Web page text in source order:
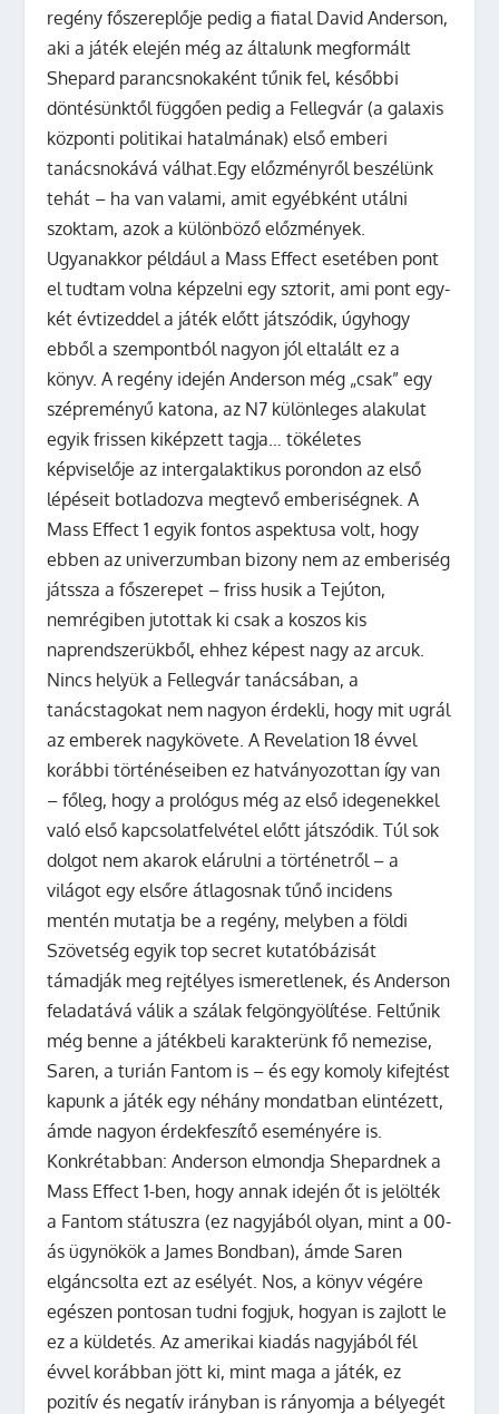
regény főszereplője pedig a fiatal David Anderson,
aki a játék elején még az általunk megformált
Shepard parancsnokaként tűnik fel, későbbi
döntésünktől függően pedig a Fellegvár (a galaxis
központi politikai hatalmának) első emberi
tanácsnokává válhat.Egy előzményről beszélünk
tehát – ha van valami, amit egyébként utálni
szoktam, azok a különböző előzmények.
Ugyanakkor például a Mass Effect esetében pont
el tudtam volna képzelni egy sztorit, ami pont egy-
két évtizeddel a játék előtt játszódik, úgyhogy
ebből a szempontból nagyon jól eltalált ez a
könyv. A regény idején Anderson még „csak” egy
szépreményű katona, az N7 különleges alakulat
egyik frissen kiképzett tagja… tökéletes
képviselője az intergalaktikus porondon az első
lépéseit botladozva megtevő emberiségnek. A
Mass Effect 1 egyik fontos aspektusa volt, hogy
ebben az univerzumban bizony nem az emberiség
játssza a főszerepet – friss husik a Tejúton,
nemrégiben jutottak ki csak a koszos kis
naprendszerükből, ehhez képest nagy az arcuk.
Nincs helyük a Fellegvár tanácsában, a
tanácstagokat nem nagyon érdekli, hogy mit ugrál
az emberek nagykövete. A Revelation 18 évvel
korábbi történéseiben ez hatványozottan így van
– főleg, hogy a prológus még az első idegenekkel
való első kapcsolatfelvétel előtt játszódik. Túl sok
dolgot nem akarok elárulni a történetről – a
világot egy elsőre átlagosnak tűnő incidens
mentén mutatja be a regény, melyben a földi
Szövetség egyik top secret kutatóbázisát
támadják meg rejtélyes ismeretlenek, és Anderson
feladatává válik a szálak felgöngyölítése. Feltűnik
még benne a játékbeli karakterünk fő nemezise,
Saren, a turián Fantom is – és egy komoly kifejtést
kapunk a játék egy néhány mondatban elintézett,
ámde nagyon érdekfeszítő eseményére is.
Konkrétabban: Anderson elmondja Shepardnek a
Mass Effect 1-ben, hogy annak idején őt is jelölték
a Fantom státuszra (ez nagyjából olyan, mint a 00-
ás ügynökök a James Bondban), ámde Saren
elgáncsolta ezt az esélyét. Nos, a könyv végére
egészen pontosan tudni fogjuk, hogyan is zajlott le
ez a küldetés. Az amerikai kiadás nagyjából fél
évvel korábban jött ki, mint maga a játék, ez
pozitív és negatív irányban is rányomja a bélyegét